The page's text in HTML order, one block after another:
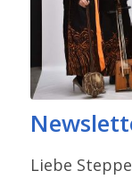
Liebe